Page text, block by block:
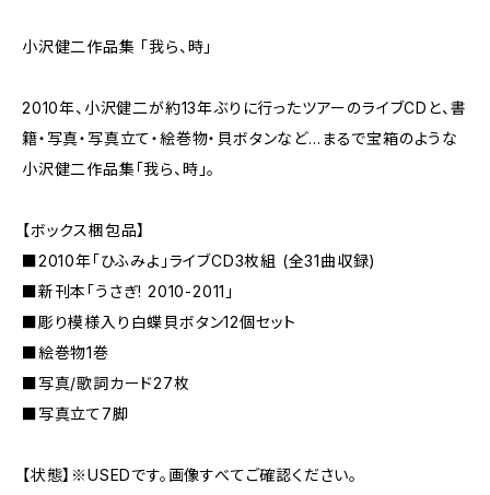
小沢健二作品集 「我ら、時」
2010年、小沢健二が約13年ぶりに行ったツアーのライブCDと、書
籍・写真・写真立て・絵巻物・貝ボタンなど…まるで宝箱のような
小沢健二作品集「我ら、時」。
【ボックス梱包品】
■2010年「ひふみよ」ライブCD3枚組 (全31曲収録)
■新刊本「うさぎ! 2010-2011」
■彫り模様入り白蝶貝ボタン12個セット
■絵巻物1巻
■写真/歌詞カード27枚
■写真立て7脚
【状態】※USEDです。画像すべてご確認ください。